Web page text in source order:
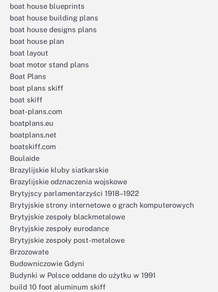
boat house blueprints
boat house building plans
boat house designs plans
boat house plan
boat layout
boat motor stand plans
Boat Plans
boat plans skiff
boat skiff
boat-plans.com
boatplans.eu
boatplans.net
boatskiff.com
Boulaide
Brazylijskie kluby siatkarskie
Brazylijskie odznaczenia wojskowe
Brytyjscy parlamentarzyści 1918–1922
Brytyjskie strony internetowe o grach komputerowych
Brytyjskie zespoły blackmetalowe
Brytyjskie zespoły eurodance
Brytyjskie zespoły post-metalowe
Brzozowate
Budowniczowie Gdyni
Budynki w Polsce oddane do użytku w 1991
build 10 foot aluminum skiff